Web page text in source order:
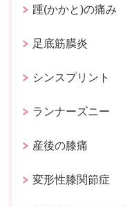
踵(かかと)の痛み
足底筋膜炎
シンスプリント
ランナーズニー
産後の膝痛
変形性膝関節症